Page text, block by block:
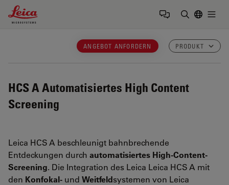
Leica Microsystems Logo
ANGEBOT ANFORDERN PRODUKT
HCS A Automatisiertes High Content
Screening
Leica HCS A beschleunigt bahnbrechende
Entdeckungen durch automatisiertes High-Content-
Screening. Die Integration des Leica Leica HCS A mit
den Konfokal- und Weitfeldsystemen von Leica